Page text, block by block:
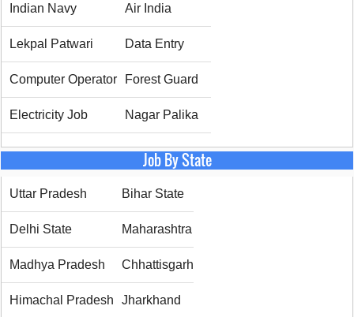
Indian Navy Air India
Lekpal Patwari Data Entry
Computer Operator Forest Guard
Electricity Job Nagar Palika
Job By State
Uttar Pradesh Bihar State
Delhi State Maharashtra
Madhya Pradesh Chhattisgarh
Himachal Pradesh Jharkhand